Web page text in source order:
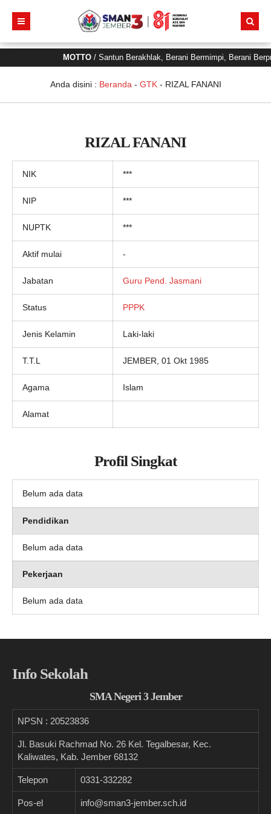
MOTTO/ Santun Berakhlak, Berani Bermimpi, Berani
Anda disini : Beranda - GTK- RIZAL FANANI
RIZAL FANANI
NIK ***
NIP ***
NUPTK ***
Aktif mulai -
Jabatan Guru Pend. Jasmani
Status PPPK
Jenis Kelamin Laki-laki
T.T.L JEMBER, 01 Okt 1985
Agama Islam
Alamat
Profil Singkat
Belum ada data
Pendidikan
Belum ada data
Pekerjaan
Belum ada data
Info Sekolah
SMA Negeri 3 Jember
NPSN : 20523836
Jl. Basuki Rachmad No. 26 Kel. Tegalbesar, Kec.
Kaliwates, Kab. Jember 68132
Telepon 0331-332282
Pos-el info@sman3-jember.sch.id